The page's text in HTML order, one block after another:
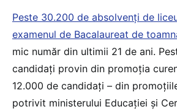
Peste 30.200 de absolvenți de
examenul de Bacalaureat de
mic număr din ultimii 21 de ani.
candidați provin din promoţia
12.000 de candidați – din
potrivit ministerului Educației și